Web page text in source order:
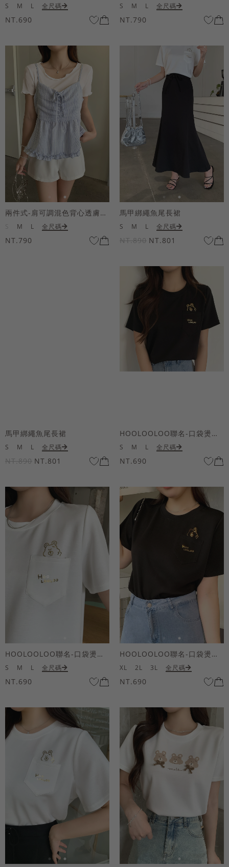
S M L 全尺碼
NT.690
S M L 全尺碼
NT.790
兩件式-肩可調混色背心透膚上衣套組
M L 全尺碼
NT.790
馬甲綁繩魚尾長裙
S M L 全尺碼
NT.890 NT.801
馬甲綁繩魚尾長裙
S M L 全尺碼
NT.890 NT.801
HOOLOOLOO聯名-口袋燙金KUKU熊短袖上衣
S M L 全尺碼
NT.690
HOOLOOLOO聯名-口袋燙金KUKU熊短袖上衣
S M L 全尺碼
NT.690
HOOLOOLOO聯名-口袋燙金KUKU熊短袖上衣
XL 2L 3L 全尺碼
NT.690